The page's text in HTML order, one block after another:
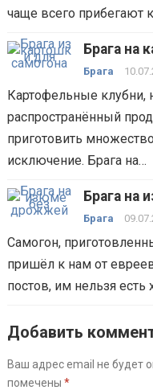
чаще всего прибегают
Брага на
Брага
Картофельные клубни,
распространённый
приготовить
исключение. Брага на…
Брага на
Брага
Самогон,
пришёл к нам от
постов, им нельзя есть
Добавить
Ваш адрес email не будет
помечены *